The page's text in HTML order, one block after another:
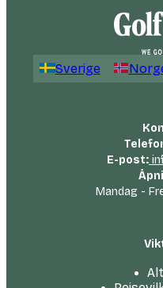
Sverige
E-post:
Mandag -